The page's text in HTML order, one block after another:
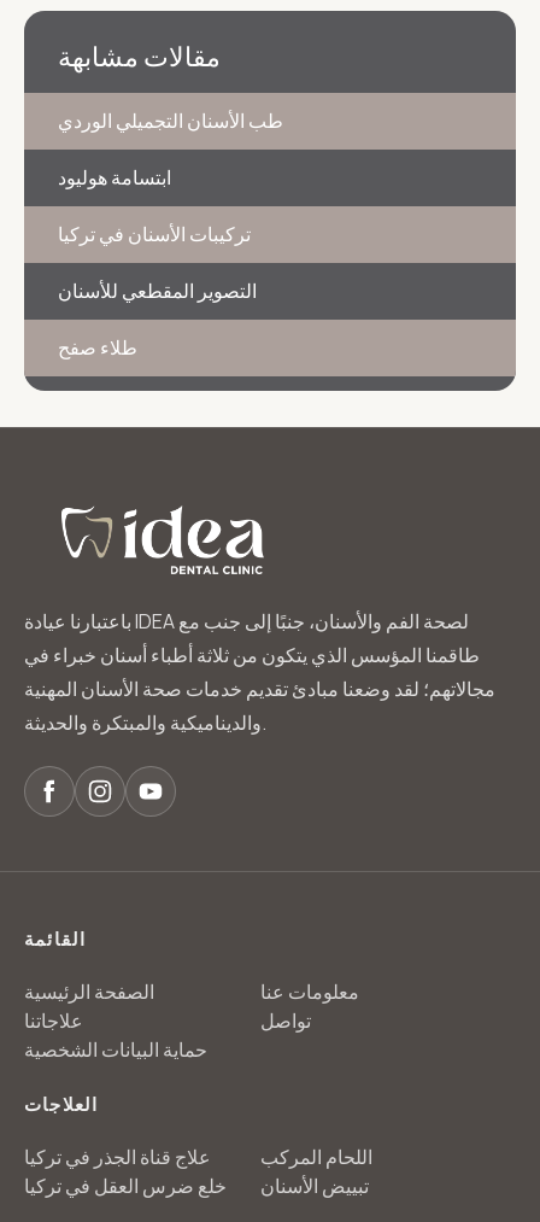
مقالات مشابهة
طب الأسنان التجميلي الوردي
ابتسامة هوليود
تركيبات الأسنان في تركيا
التصوير المقطعي للأسنان
طلاء صفح
باعتبارنا عيادة IDEA لصحة الفم والأسنان، جنبًا إلى جنب مع
طاقمنا المؤسس الذي يتكون من ثلاثة أطباء أسنان خبراء في
مجالاتهم؛ لقد وضعنا مبادئ تقديم خدمات صحة الأسنان المهنية
والديناميكية والمبتكرة والحديثة.
القائمة
الصفحة الرئيسية
معلومات عنا
علاجاتنا
تواصل
حماية البيانات الشخصية
العلاجات
علاج قناة الجذر في تركيا
اللحام المركب
خلع ضرس العقل في تركيا
تبييض الأسنان